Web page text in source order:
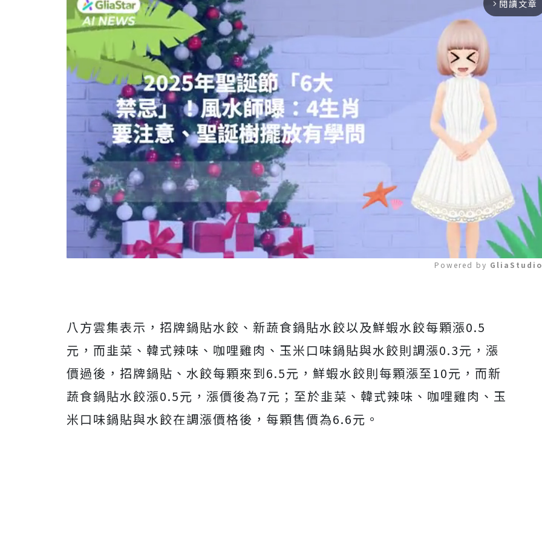
arrow_forward_ios 閱讀文章
Powered by
八方雲集表示，招牌鍋貼水餃、新蔬食鍋貼水餃以及鮮蝦水餃每顆漲0.5
元，而韭菜、韓式辣味、咖哩雞肉、玉米口味鍋貼與水餃則調漲0.3元，漲
價過後，招牌鍋貼、水餃每顆來到6.5元，鮮蝦水餃則每顆漲至10元，而新
蔬食鍋貼水餃漲0.5元，漲價後為7元；至於韭菜、韓式辣味、咖哩雞肉、玉
米口味鍋貼與水餃在調漲價格後，每顆售價為6.6元。